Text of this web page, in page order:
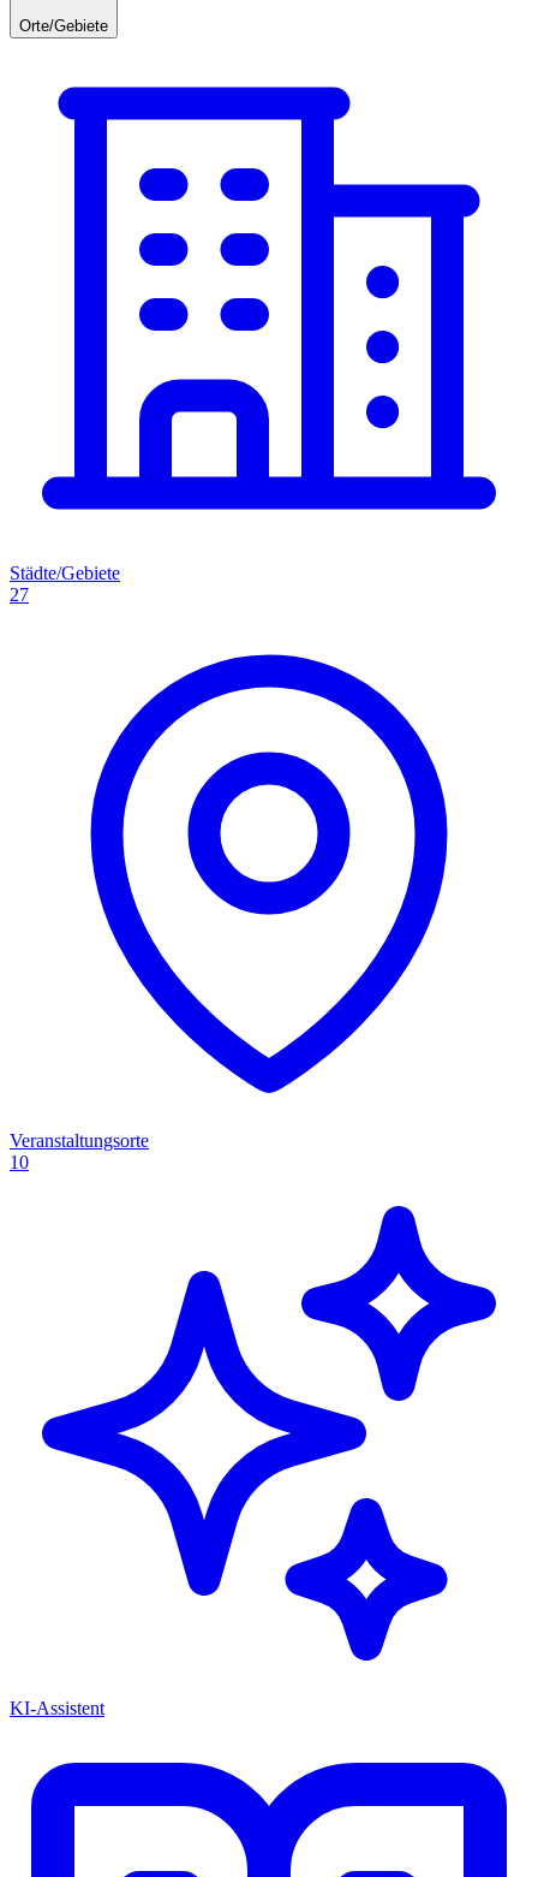
Orte/Gebiete
Städte/Gebiete
27
Veranstaltungsorte
10
KI-Assistent